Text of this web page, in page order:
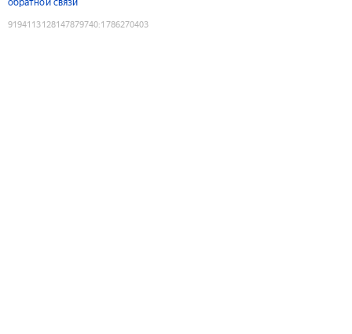
9194113128147879740:1786270403